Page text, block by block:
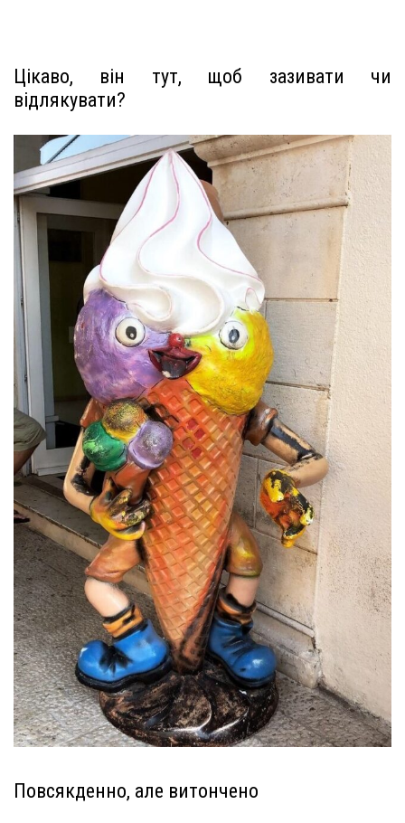
Цікаво, він тут, щоб зазивати чи
відлякувати?
Повсякденно, але витончено